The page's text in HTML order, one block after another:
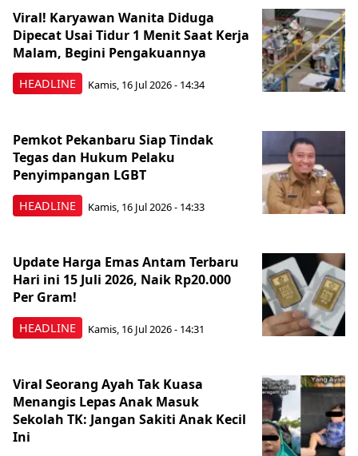
HEADLINE
Viral! Karyawan Wanita Diduga
Dipecat Usai Tidur 1 Menit Saat Kerja
Malam, Begini Pengakuannya
Kamis, 16 Jul 2026 - 14:34
HEADLINE
Pemkot Pekanbaru Siap Tindak
Tegas dan Hukum Pelaku
Penyimpangan LGBT
Kamis, 16 Jul 2026 - 14:33
HEADLINE
Update Harga Emas Antam Terbaru
Hari ini 15 Juli 2026, Naik Rp20.000
Per Gram!
Kamis, 16 Jul 2026 - 14:31
Viral Seorang Ayah Tak Kuasa
Menangis Lepas Anak Masuk
Sekolah TK: Jangan Sakiti Anak Kecil
Ini